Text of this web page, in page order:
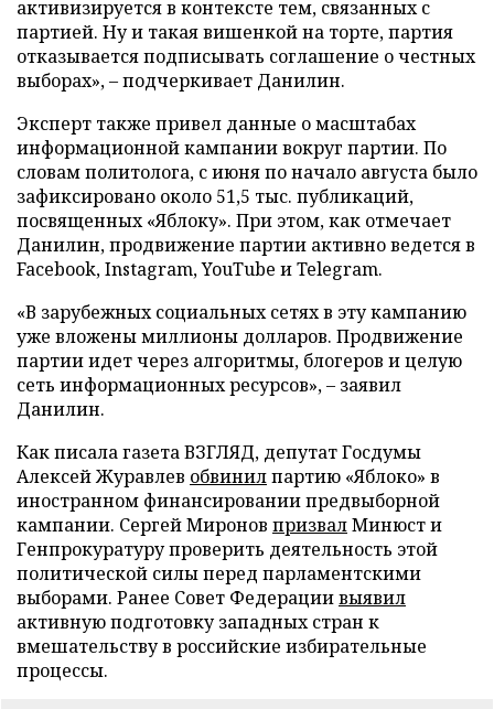
активизируется в контексте тем, связанных с
партией. Ну и такая вишенкой на торте, партия
отказывается подписывать соглашение о честных
выборах», – подчеркивает Данилин.
Эксперт также привел данные о масштабах
информационной кампании вокруг партии. По
словам политолога, с июня по начало августа было
зафиксировано около 51,5 тыс. публикаций,
посвященных «Яблоку». При этом, как отмечает
Данилин, продвижение партии активно ведется в
Facebook, Instagram, YouTube и Telegram.
«В зарубежных социальных сетях в эту кампанию
уже вложены миллионы долларов. Продвижение
партии идет через алгоритмы, блогеров и целую
сеть информационных ресурсов», – заявил
Данилин.
Как писала газета ВЗГЛЯД, депутат Госдумы
Алексей Журавлев обвинилпартию «Яблоко» в
иностранном финансировании предвыборной
кампании. Сергей Миронов призвалМинюст и
Генпрокуратуру проверить деятельность этой
политической силы перед парламентскими
выборами. Ранее Совет Федерациивыявил
активную подготовку западных стран к
вмешательству в российские избирательные
процессы.